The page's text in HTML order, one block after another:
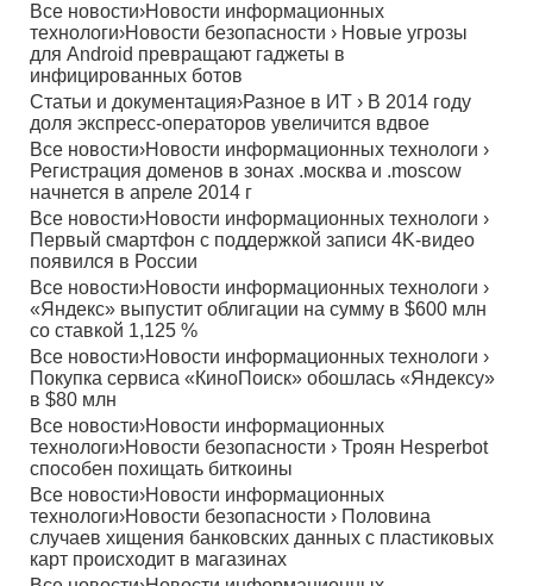
Все новости›Новости информационных
технологи›Новости безопасности › Новые угрозы
для Android превращают гаджеты в
инфицированных ботов
Статьи и документация›Разное в ИТ › В 2014 году
доля экспресс-операторов увеличится вдвое
Все новости›Новости информационных технологи ›
Регистрация доменов в зонах .москва и .moscow
начнется в апреле 2014 г
Все новости›Новости информационных технологи ›
Первый смартфон с поддержкой записи 4K-видео
появился в России
Все новости›Новости информационных технологи ›
«Яндекс» выпустит облигации на сумму в $600 млн
со ставкой 1,125 %
Все новости›Новости информационных технологи ›
Покупка сервиса «КиноПоиск» обошлась «Яндексу»
в $80 млн
Все новости›Новости информационных
технологи›Новости безопасности ›Троян Hesperbot
способен похищать биткоины
Все новости›Новости информационных
технологи›Новости безопасности › Половина
случаев хищения банковских данных с пластиковых
карт происходит в магазинах